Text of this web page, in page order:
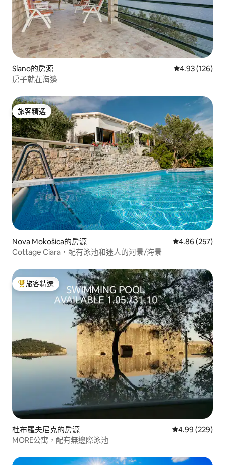
Slano的房源 從 126 則評價
4.93 (126)
房子就在海邊
旅客精選
旅客精選
Nova Mokošica的房源 從 257 則評價
4.86 (257)
Cottage Ciara，配有泳池和迷人的河景/海景
旅客精選榜首
旅客精選
杜布羅夫尼克的房源 從 229 則評價
4.99 (229)
MORE公寓，配有無邊際泳池